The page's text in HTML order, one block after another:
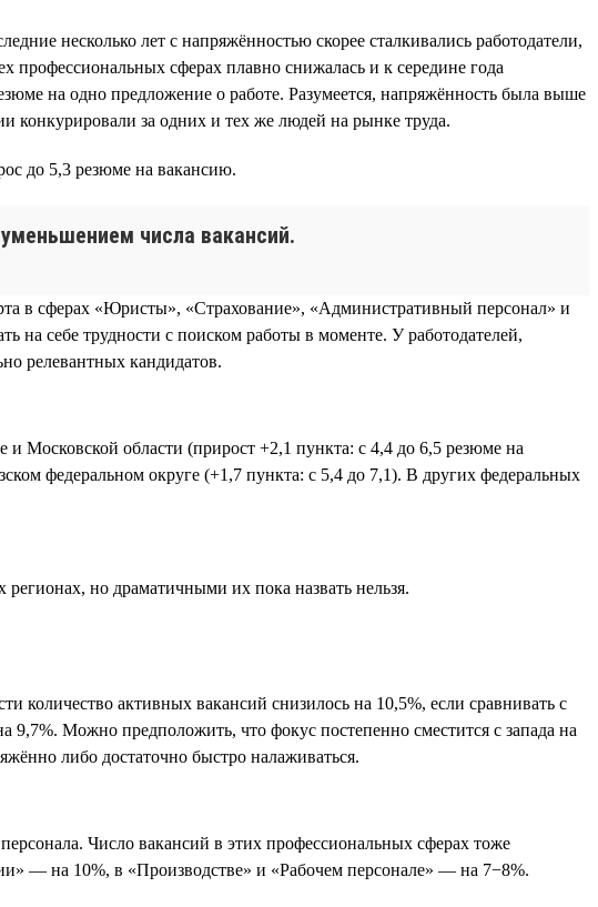
несколько лет с напряжённостью скорее сталкивались работодатели,
профессиональных сферах плавно снижалась и к середине года
на одно предложение о работе. Разумеется, напряжённость была выше
конкурировали за одних и тех же людей на рынке труда.
до 5,3 резюме на вакансию.
числа вакансий.
в сферах «Юристы», «Страхование», «Административный персонал» и
на себе трудности с поиском работы в моменте. У работодателей,
релевантных кандидатов.
Московской области (прирост +2,1 пункта: с 4,4 до 6,5 резюме на
федеральном округе (+1,7 пункта: с 5,4 до 7,1). В других федеральных
но драматичными их пока назвать нельзя.
количество активных вакансий снизилось на 10,5%, если сравнивать с
9,7%. Можно предположить, что фокус постепенно сместится с запада на
либо достаточно быстро налаживаться.
Число вакансий в этих профессиональных сферах тоже
— на 10%, в «Производстве» и «Рабочем персонале» — на 7−8%.